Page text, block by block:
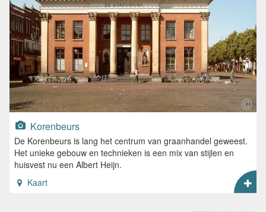
Korenbeurs
De Korenbeurs is lang het centrum van graanhandel geweest.
Het unieke gebouw en technieken is een mix van stijlen en
huisvest nu een Albert Heijn.
Kaart